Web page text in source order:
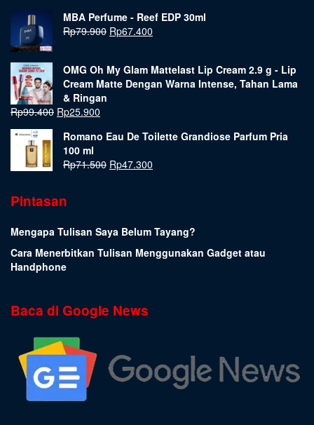
MBA Perfume - Reef EDP 30ml
Rp79.900 Rp67.400
OMG Oh My Glam Mattelast Lip Cream 2.9 g - Lip
Cream Matte Dengan Warna Intense, Tahan Lama
& Ringan
Rp99.400 Rp25.900
Romano Eau De Toilette Grandiose Parfum Pria
100 ml
Rp71.500 Rp47.300
Pintasan
Mengapa Tulisan Saya Belum Tayang?
Cara Menerbitkan Tulisan Menggunakan Gadget atau
Handphone
Baca di Google News